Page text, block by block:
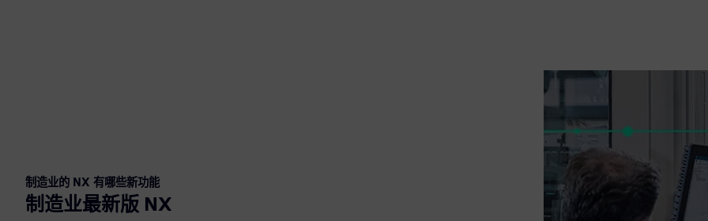
制造业的 NX 有哪些新功能
制造业最新版 NX